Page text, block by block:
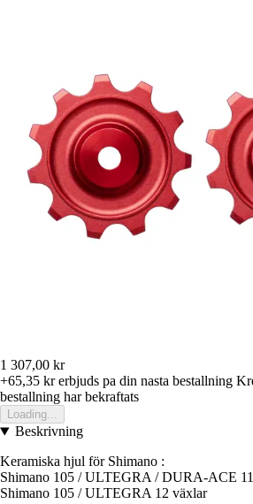
1 307,00 kr
+65,35 krerbjuds pa din nasta bestallning
bestallning har bekraftats
Loading...
Beskrivning
Keramiska hjul för Shimano :
Shimano 105 / ULTEGRA / DURA-ACE
Shimano 105 / ULTEGRA 12 växlar